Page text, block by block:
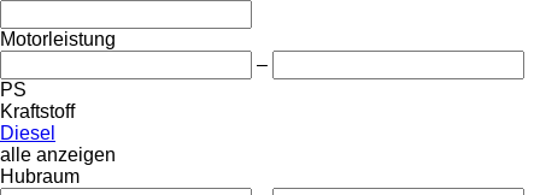
Motorleistung
–
PS
Kraftstoff
Diesel
alle anzeigen
Hubraum